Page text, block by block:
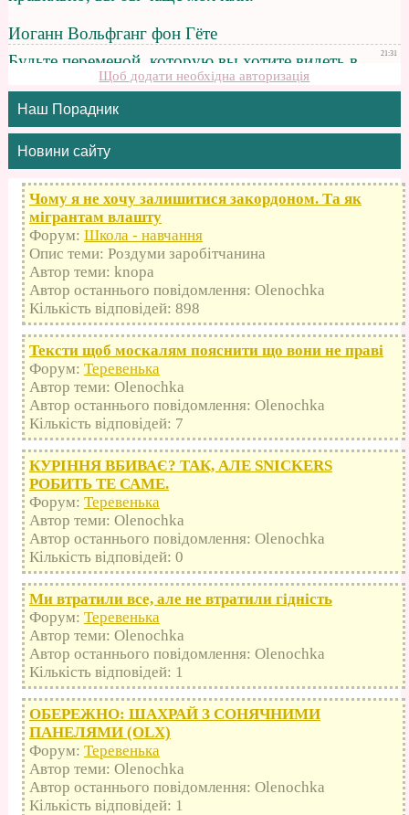
Щоб додати необхідна авторизація
Наш Порадник
Новини сайту
Чому я не хочу залишитися закордоном. Та як
мігрантам влашту
Форум: Школа - навчання
Опис теми: Роздуми заробітчанина
Автор теми: knopa
Автор останнього повідомлення: Olenochka
Кількість відповідей: 898
Тексти щоб москалям пояснити що вони не праві
Форум: Теревенька
Автор теми: Olenochka
Автор останнього повідомлення: Olenochka
Кількість відповідей: 7
КУРІННЯ ВБИВАЄ? ТАК, АЛЕ SNICKERS
РОБИТЬ ТЕ САМЕ.
Форум: Теревенька
Автор теми: Olenochka
Автор останнього повідомлення: Olenochka
Кількість відповідей: 0
Ми втратили все, але не втратили гідність
Форум: Теревенька
Автор теми: Olenochka
Автор останнього повідомлення: Olenochka
Кількість відповідей: 1
ОБЕРЕЖНО: ШАХРАЙ З СОНЯЧНИМИ
ПАНЕЛЯМИ (OLX)
Форум: Теревенька
Автор теми: Olenochka
Автор останнього повідомлення: Olenochka
Кількість відповідей: 1